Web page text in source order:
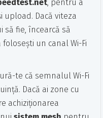
, pentru a
upload. Dacă viteza
să fie, încearcă să
un canal Wi-Fi
te că semnalul Wi-Fi
Dacă ai zone cu
achiziționarea